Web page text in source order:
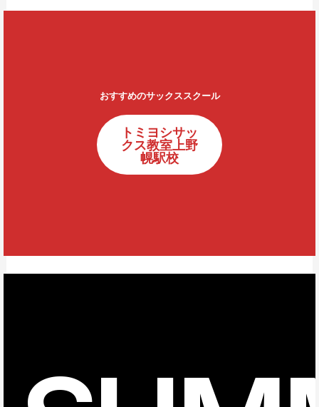
おすすめのサックススクール
トミヨシサッ
クス教室上野
幌駅校